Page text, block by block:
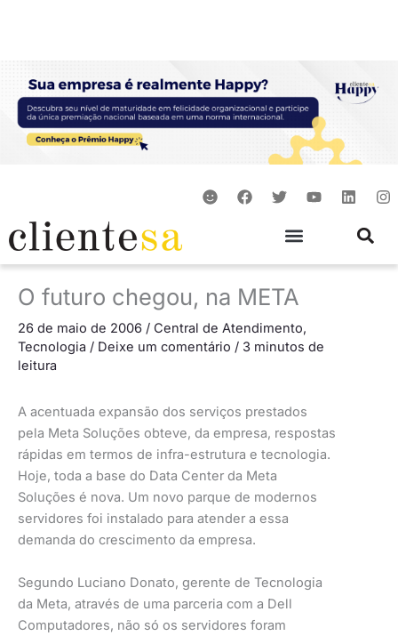
S
m
F
a
o
k
T
w
e
Y
o
b
L
i
d
I
n
g
O futuro chegou, na META
26 de maio de 2006 / Central de Atendimento,
Tecnologia / Deixe um comentário / 3 minutos de
leitura
A acentuada expansão dos serviços prestados
pela Meta Soluções obteve, da empresa, respostas
rápidas em termos de infra-estrutura e tecnologia.
Hoje, toda a base do Data Center da Meta
Soluções é nova. Um novo parque de modernos
servidores foi instalado para atender a essa
demanda do crescimento da empresa.
Segundo Luciano Donato, gerente de Tecnologia
da Meta, através de uma parceria com a Dell
Computadores, não só os servidores foram